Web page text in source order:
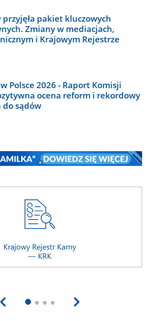
pakiet kluczowych
Zmiany w mediacjach,
i Krajowym Rejestrze
Polsce 2026 - Raport Komisji
ocena reform i rekordowy
sądów